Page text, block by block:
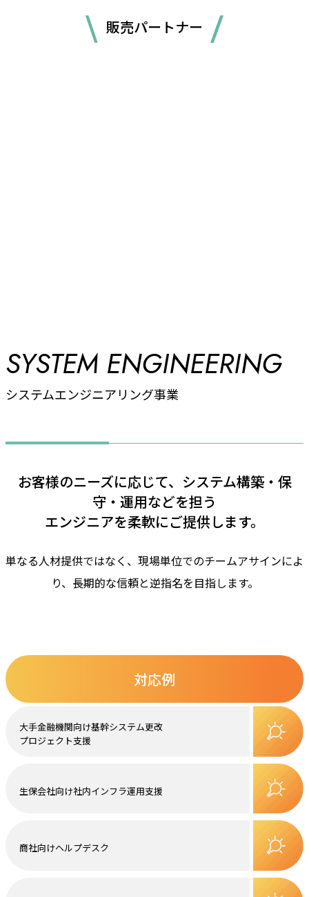
販売パートナー
SYSTEM ENGINEERING
システムエンジニアリング事業
お客様のニーズに応じて、システム構築・保
守・運用などを担う
エンジニアを柔軟にご提供します。
単なる人材提供ではなく、現場単位でのチームアサインによ
り、 長期的な信頼と逆指名を目指します。
対応例
大手金融機関向け基幹システム更改
プロジェクト支援
生保会社向け社内インフラ運用支援
商社向けヘルプデスク